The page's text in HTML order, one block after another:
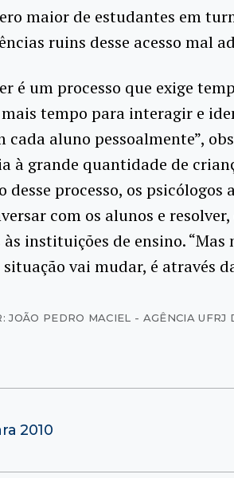
maior de estudantes em
ruins desse acesso mal
é um processo que exige
tempo para interagir e
cada aluno pessoalmente”,
à grande quantidade de
desse processo, os psicólogos
com os alunos e
instituições de ensino.
situação vai mudar, é através
JOÃO PEDRO MACIEL - AGÊNCIA
2010